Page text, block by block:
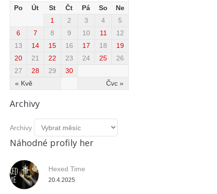
Po
Út St Čt Pá So Ne
« Kvě Čvc »
1 2 3 4
5
6
7 8 9 10 11
12
13
14 15 16 17 18
19
20
21 22 23 24 25
26
27
28 29 30
Archivy
Archivy
Náhodné profily her
Hexed Time
20.4.2025